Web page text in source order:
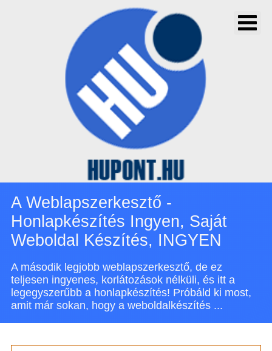
A Weblapszerkesztő -
Honlapkészítés Ingyen, Saját
Weboldal Készítés, INGYEN
A második legjobb weblapszerkesztő, de ez
teljesen ingyenes, korlátozások nélküli, és itt a
legegyszerűbb a honlapkészítés! Próbáld ki most,
amit már sokan, hogy a weboldalkészítés ...